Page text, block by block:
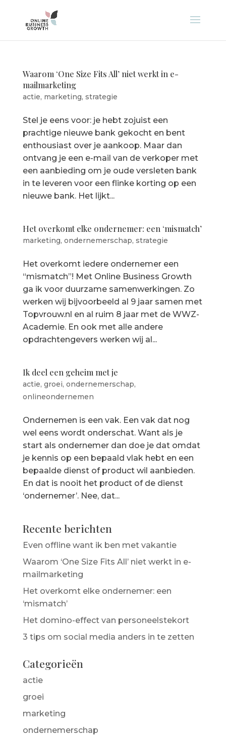
Waarom ‘One Size Fits All’ niet werkt in e-
mailmarketing
actie, marketing, strategie
Stel je eens voor: je hebt zojuist een
prachtige nieuwe bank gekocht en bent
enthousiast over je aankoop. Maar dan
ontvang je een e-mail van de verkoper met
een aanbieding om je oude versleten bank
in te leveren voor een flinke korting op een
nieuwe bank. Het lijkt...
Het overkomt elke ondernemer: een ‘mismatch’
marketing, ondernemerschap, strategie
Het overkomt iedere ondernemer een
“mismatch”! Met Online Business Growth
ga ik voor duurzame samenwerkingen. Zo
werken wij bijvoorbeeld al 9 jaar samen met
Topvrouw.nl en al ruim 8 jaar met de WWZ-
Academie. En ook met alle andere
opdrachtengevers werken wij al...
Ik deel een geheim met je
actie, groei, ondernemerschap,
onlineondernemen
Ondernemen is een vak. Een vak dat nog
wel eens wordt onderschat. Want als je
start als ondernemer dan doe je dat omdat
je kennis op een bepaald vlak hebt en een
bepaalde dienst of product wil aanbieden.
En dat is nooit het product of de dienst
‘ondernemer’. Nee, dat...
Recente berichten
Even offline want ik ben met vakantie
Waarom ‘One Size Fits All’ niet werkt in e-
mailmarketing
Het overkomt elke ondernemer: een
‘mismatch’
Het domino-effect van personeelstekort
3 tips om social media anders in te zetten
Categorieën
actie
groei
marketing
ondernemerschap